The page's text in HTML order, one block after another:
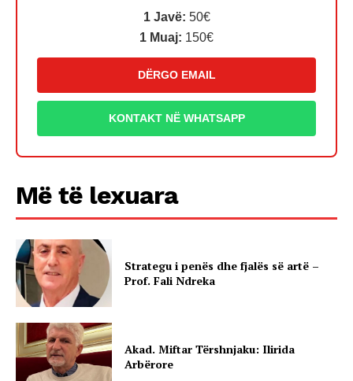
1 Javë: 50€
1 Muaj: 150€
DËRGO EMAIL
KONTAKT NË WHATSAPP
Më të lexuara
Strategu i penës dhe fjalës së artë –
Prof. Fali Ndreka
Akad. Miftar Tërshnjaku: Ilirida
Arbërore